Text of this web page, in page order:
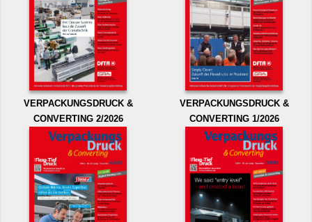
VERPACKUNGSDRUCK &
CONVERTING 2/2026
VERPACKUNGSDRUCK &
CONVERTING 1/2026